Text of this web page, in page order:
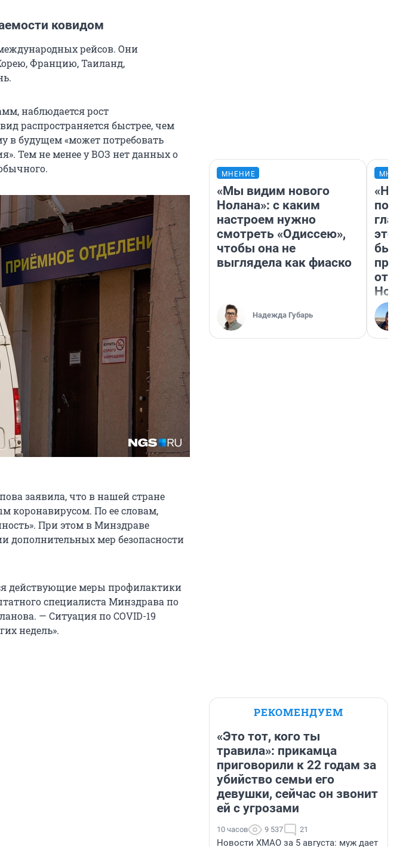
ковидом
рейсов. Они
Францию, Таиланд,
наблюдается рост
распространяется быстрее, чем
будущем «может потребовать
Тем не менее у ВОЗ нет данных о
заявила, что в нашей стране
коронавирусом. По ее словам,
При этом в Минздраве
дополнительных мер безопасности
действующие меры профилактики
специалиста Минздрава по
— Ситуация по COVID-19
недель».
МНЕНИЕ
«Мы видим нового
Нолана»: с каким
настроем нужно
смотреть «Одиссею»,
чтобы она не
выглядела как фиаско
Надежда Губарь
этого
бьет
РЕКОМЕНДУЕМ
«Это тот, кого ты
травила»: прикамца
приговорили к 22 годам за
убийство семьи его
девушки, сейчас он звонит
ей с угрозами
10 часов 9 537 21
Новости ХМАО за 5 августа: муж дает